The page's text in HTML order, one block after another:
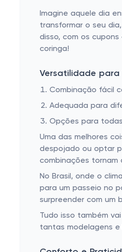
Imagine aquele dia
transformar o seu
disso, com os cupons
coringa!
Versatilidade para
Combinação fácil
Adequada para
Opções para
Uma das melhores
despojado ou optar
combinações tornam
No Brasil, onde o
para um passeio no
surpreender com um
Tudo isso também
tantas modelagens e